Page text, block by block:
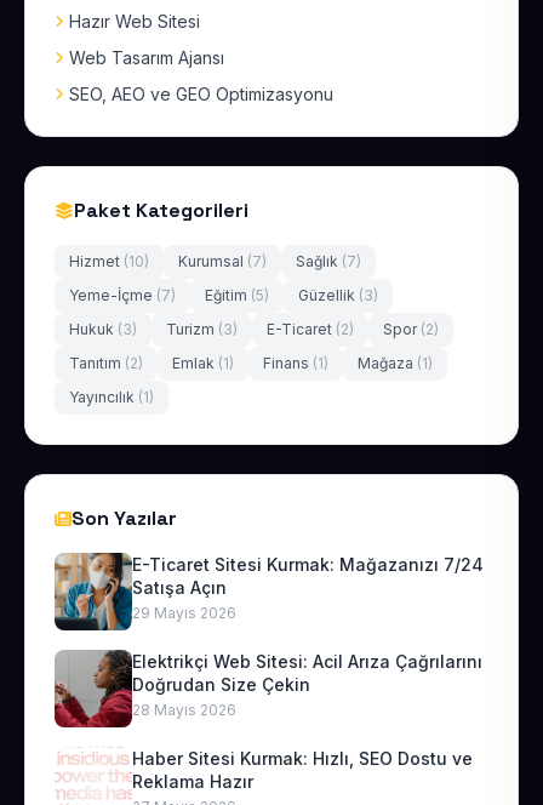
Hazır Web Sitesi
Web Tasarım Ajansı
SEO, AEO ve GEO Optimizasyonu
Paket Kategorileri
Hizmet (10) Kurumsal (7) Sağlık (7)
Yeme-İçme (7) Eğitim (5) Güzellik (3)
Hukuk (3) Turizm (3) E-Ticaret (2) Spor (2)
Tanıtım (2) Emlak (1) Finans (1) Mağaza (1)
Yayıncılık (1)
Son Yazılar
E-Ticaret Sitesi Kurmak: Mağazanızı 7/24
Satışa Açın
29 Mayıs 2026
Elektrikçi Web Sitesi: Acil Arıza Çağrılarını
Doğrudan Size Çekin
28 Mayıs 2026
Haber Sitesi Kurmak: Hızlı, SEO Dostu ve
Reklama Hazır